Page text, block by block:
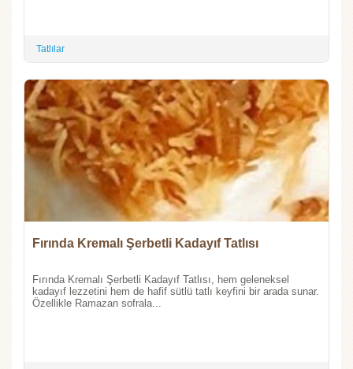
Tatlılar
Fırında Kremalı Şerbetli Kadayıf Tatlısı
Fırında Kremalı Şerbetli Kadayıf Tatlısı, hem geleneksel
kadayıf lezzetini hem de hafif sütlü tatlı keyfini bir arada sunar.
Özellikle Ramazan sofrala...